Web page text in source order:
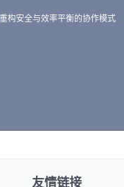
构安全与效率平衡的协作模式
友情链接